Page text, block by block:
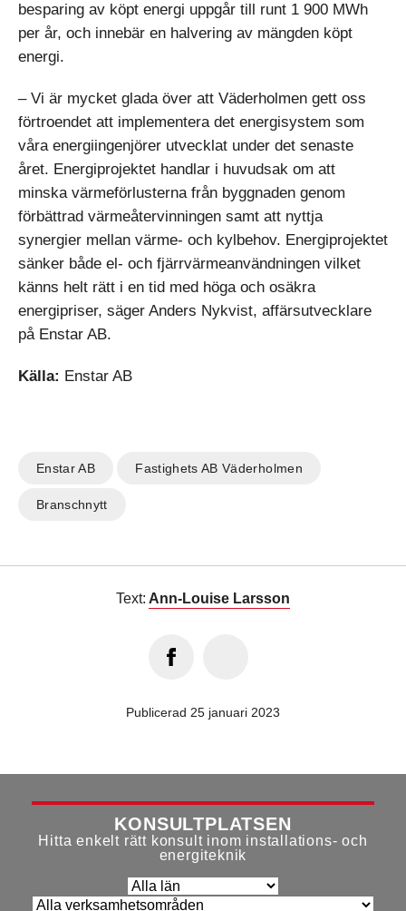
besparing av köpt energi uppgår till runt 1 900 MWh
per år, och innebär en halvering av mängden köpt
energi.
– Vi är mycket glada över att Väderholmen gett oss
förtroendet att implementera det energisystem som
våra energiingenjörer utvecklat under det senaste
året. Energiprojektet handlar i huvudsak om att
minska värmeförlusterna från byggnaden genom
förbättrad värmeåtervinningen samt att nyttja
synergier mellan värme- och kylbehov. Energiprojektet
sänker både el- och fjärrvärmeanvändningen vilket
känns helt rätt i en tid med höga och osäkra
energipriser, säger Anders Nykvist, affärsutvecklare
på Enstar AB.
Källa: Enstar AB
Enstar AB Fastighets AB Väderholmen
Branschnytt
Text: Ann-Louise Larsson
Publicerad 25 januari 2023
KONSULTPLATSEN
Hitta enkelt rätt konsult inom installations- och
energiteknik